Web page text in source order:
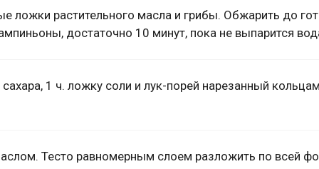
ложки растительного масла и грибы. Обжарить до
достаточно 10 минут, пока не выпарится
1 ч. ложку соли и лук-порей нарезанный
Тесто равномерным слоем разложить по всей